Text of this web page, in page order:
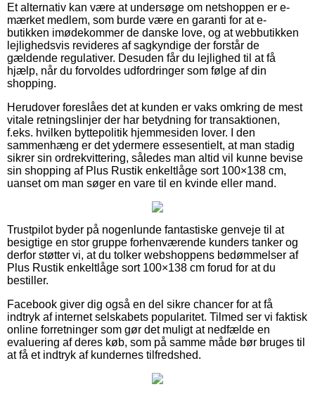
Et alternativ kan være at undersøge om netshoppen er e-
mærket medlem, som burde være en garanti for at e-
butikken imødekommer de danske love, og at webbutikken
lejlighedsvis revideres af sagkyndige der forstår de
gældende regulativer. Desuden får du lejlighed til at få
hjælp, når du forvoldes udfordringer som følge af din
shopping.
Herudover foreslåes det at kunden er vaks omkring de mest
vitale retningslinjer der har betydning for transaktionen,
f.eks. hvilken byttepolitik hjemmesiden lover. I den
sammenhæng er det ydermere essesentielt, at man stadig
sikrer sin ordrekvittering, således man altid vil kunne bevise
sin shopping af Plus Rustik enkeltlåge sort 100×138 cm,
uanset om man søger en vare til en kvinde eller mand.
Trustpilot byder på nogenlunde fantastiske genveje til at
besigtige en stor gruppe forhenværende kunders tanker og
derfor støtter vi, at du tolker webshoppens bedømmelser af
Plus Rustik enkeltlåge sort 100×138 cm forud for at du
bestiller.
Facebook giver dig også en del sikre chancer for at få
indtryk af internet selskabets popularitet. Tilmed ser vi faktisk
online forretninger som gør det muligt at nedfælde en
evaluering af deres køb, som på samme måde bør bruges til
at få et indtryk af kundernes tilfredshed.